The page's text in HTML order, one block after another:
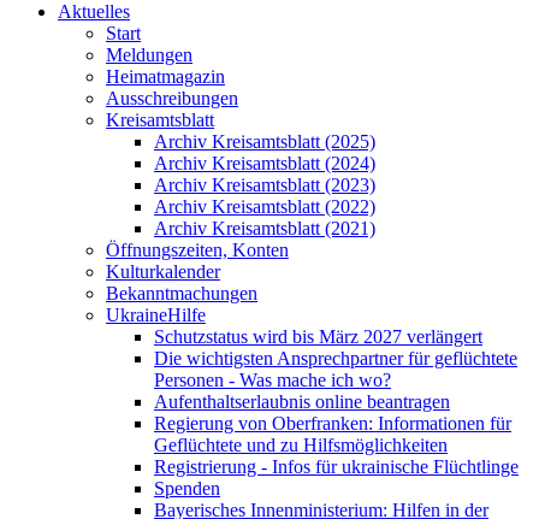
Aktuelles
Start
Meldungen
Heimatmagazin
Ausschreibungen
Kreisamtsblatt
Archiv Kreisamtsblatt (2025)
Archiv Kreisamtsblatt (2024)
Archiv Kreisamtsblatt (2023)
Archiv Kreisamtsblatt (2022)
Archiv Kreisamtsblatt (2021)
Öffnungszeiten, Konten
Kulturkalender
Bekanntmachungen
UkraineHilfe
Schutzstatus wird bis März 2027 verlängert
Die wichtigsten Ansprechpartner für geflüchtete
Personen - Was mache ich wo?
Aufenthaltserlaubnis online beantragen
Regierung von Oberfranken: Informationen für
Geflüchtete und zu Hilfsmöglichkeiten
Registrierung - Infos für ukrainische Flüchtlinge
Spenden
Bayerisches Innenministerium: Hilfen in der